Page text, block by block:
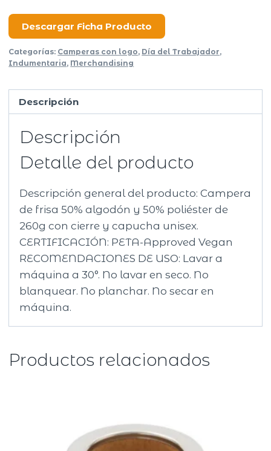
Descargar Ficha Producto
Categorías: Camperas con logo, Día del Trabajador,
Indumentaria, Merchandising
Descripción
Descripción
Detalle del producto
Descripción general del producto: Campera
de frisa 50% algodón y 50% poliéster de
260g con cierre y capucha unisex.
CERTIFICACIÓN: PETA-Approved Vegan
RECOMENDACIONES DE USO: Lavar a
máquina a 30°. No lavar en seco. No
blanquear. No planchar. No secar en
máquina.
Productos relacionados